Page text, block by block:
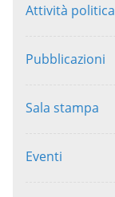
Attività politica
Pubblicazioni
Sala stampa
Eventi